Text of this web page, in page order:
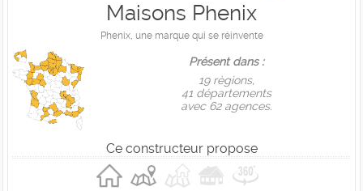
Maisons Phenix
Phenix, une marque qui se réinvente
Présent dans :
19 règions,
41 départements
avec 62 agences.
Ce constructeur propose